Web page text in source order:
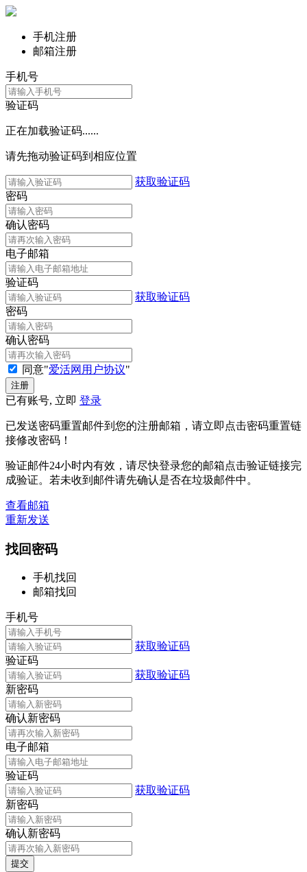
手机注册
邮箱注册
手机号
验证码
正在加载验证码......
请先拖动验证码到相应位置
获取验证码
密码
确认密码
电子邮箱
验证码
获取验证码
密码
确认密码
同意"爱活网用户协议"
已有账号, 立即 登录
已发送密码重置邮件到您的注册邮箱，请立即点击密码重置链
接修改密码！
验证邮件24小时内有效，请尽快登录您的邮箱点击验证链接完
成验证。若未收到邮件请先确认是否在垃圾邮件中。
查看邮箱
重新发送
找回密码
手机找回
邮箱找回
手机号
获取验证码
验证码
获取验证码
新密码
确认新密码
电子邮箱
验证码
获取验证码
新密码
确认新密码